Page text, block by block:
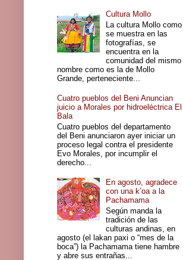
Cultura Mollo
La cultura Mollo como
se muestra en las
fotografías, se
encuentra en la
comunidad del mismo
nombre como es la de Mollo
Grande, perteneciente...
Cuatro pueblos del Beni Anuncian
juicio a Morales por hidroeléctrica El
Bala
Cuatro pueblos del departamento
del Beni anunciaron ayer iniciar un
proceso legal contra el presidente
Evo Morales, por incumplir el
derecho...
En agosto, agradece
con una k’oa a la
Pachamama
Según manda la
tradición de las
culturas andinas, en
agosto (el lakan paxi o “mes de la
boca”) la Pachamama tiene hambre
y abre sus entrañas...